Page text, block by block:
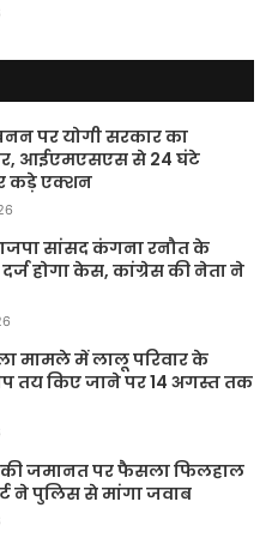
पर योगी सरकार का
आईएमएसएस से 24 घंटे
कड़े एक्शन
सांसद कंगना रनौत के
होगा केस, कांग्रेस की नेता ने
मामले में लालू परिवार के
तय किए जाने पर 14 अगस्त तक
जमानत पर फैसला फिलहाल
ने पुलिस से मांगा जवाब